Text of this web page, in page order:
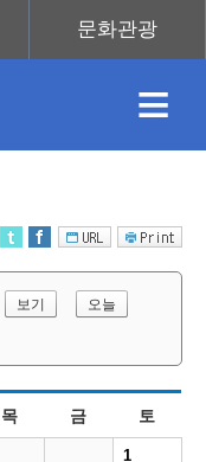
≡
정
정
훈
도
안
보기
오늘
목 금 토
1